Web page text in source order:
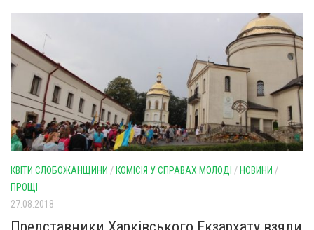
КВІТИ СЛОБОЖАНЩИНИ / КОМІСІЯ У СПРАВАХ МОЛОДІ / НОВИНИ /
ПРОЩІ
27.08.2018